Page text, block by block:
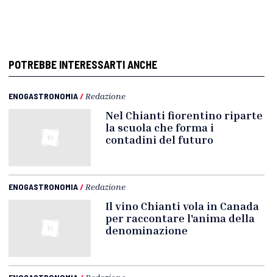
POTREBBE INTERESSARTI ANCHE
ENOGASTRONOMIA/ Redazione
Nel Chianti fiorentino riparte
la scuola che forma i
contadini del futuro
ENOGASTRONOMIA/ Redazione
Il vino Chianti vola in Canada
per raccontare l'anima della
denominazione